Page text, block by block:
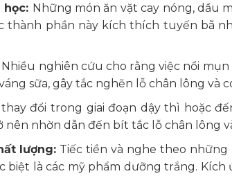
học: Những món ăn vặt cay nóng, dầu
thành phần này kích thích tuyến bã
Nhiều nghiên cứu cho rằng việc nổi
sữa, gây tắc nghẽn lỗ chân lông và
đổi trong giai đoạn dậy thì hoặc
nên nhờn dẫn đến bít tắc lỗ chân lông
lượng: Tiếc tiền và nghe theo
biệt là các mỹ phẩm dưỡng trắng.